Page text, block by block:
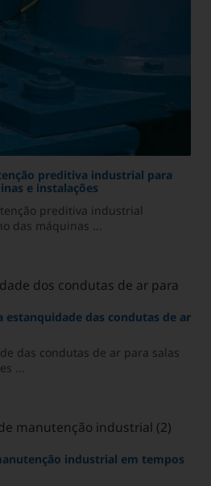
preditiva industrial para
e instalações
preditiva industrial
das máquinas ...
preditiva industrial para
estanquidade das condutas de ar
das condutas de ar para salas
...
a estanquidade das condutas de ar para
industrial em tempos